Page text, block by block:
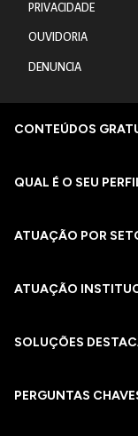
PRIVACIDADE
OUVIDORIA
DENUNCIA
CONTEÚDOS
QUAL É O SEU
ATUAÇÃO POR
ATUAÇÃO
SOLUÇÕES
PERGUNTAS